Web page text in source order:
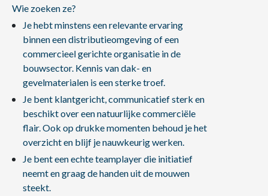
Wie zoeken ze?
Je hebt minstens een relevante ervaring
binnen een distributieomgeving of een
commercieel gerichte organisatie in de
bouwsector. Kennis van dak- en
gevelmaterialen is een sterke troef.
Je bent klantgericht, communicatief sterk en
beschikt over een natuurlijke commerciële
flair. Ook op drukke momenten behoud je het
overzicht en blijf je nauwkeurig werken.
Je bent een echte teamplayer die initiatief
neemt en graag de handen uit de mouwen
steekt.